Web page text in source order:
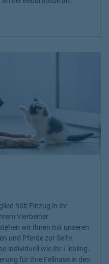
Tab
hält Einzug in Ihr
Vierbeiner
wir Ihnen mit unseren
und Pferde zur Seite.
individuell wie Ihr Liebling.
für Ihre Fellnase in den